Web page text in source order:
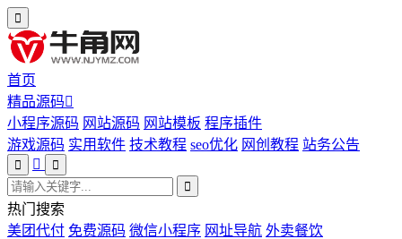
首页
精品源码
小程序源码 网站源码 网站模板 程序插件
游戏源码 实用软件 技术教程 seo优化 网创教程 站务公告
热门搜索
美团代付 免费源码 微信小程序 网址导航 外卖餐饮